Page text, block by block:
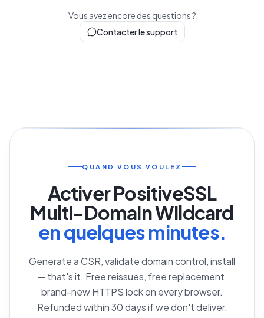
Vous avez encore des questions ?
Contacter le support
QUAND VOUS VOULEZ
ActiverPositiveSSL
Multi-Domain Wildcard
en quelques minutes.
Generate a CSR, validate domain control, install
— that's it. Free reissues, free replacement,
brand-new HTTPS lock on every browser.
Refunded within 30 days if we don't deliver.